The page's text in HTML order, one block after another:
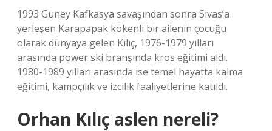
1993 Güney Kafkasya savaşından sonra Sivas’a
yerleşen Karapapak kökenli bir ailenin çocuğu
olarak dünyaya gelen Kılıç, 1976-1979 yılları
arasında power ski branşında kros eğitimi aldı.
1980-1989 yılları arasında ise temel hayatta kalma
eğitimi, kampçılık ve izcilik faaliyetlerine katıldı.
Orhan Kılıç aslen nereli?